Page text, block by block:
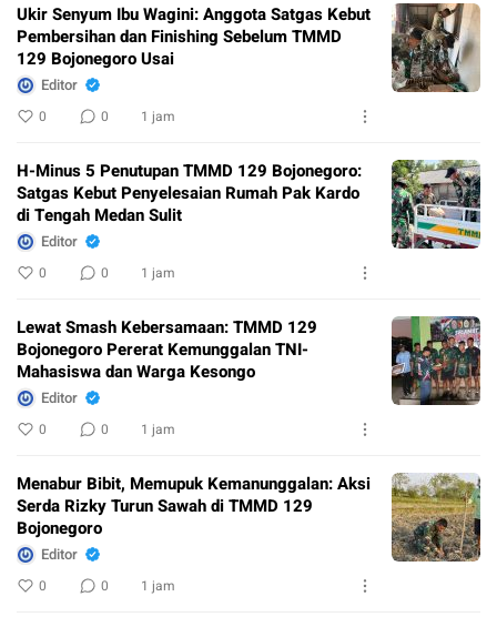
Ukir Senyum Ibu Wagini: Anggota Satgas Kebut
Pembersihan dan Finishing Sebelum TMMD
129 Bojonegoro Usai
Editor
0 0 1 jam
H-Minus 5 Penutupan TMMD 129 Bojonegoro:
Satgas Kebut Penyelesaian Rumah Pak Kardo
di Tengah Medan Sulit
Editor
0 0 1 jam
Lewat Smash Kebersamaan: TMMD 129
Bojonegoro Pererat Kemunggalan TNI-
Mahasiswa dan Warga Kesongo
Editor
0 0 1 jam
Menabur Bibit, Memupuk Kemanunggalan: Aksi
Serda Rizky Turun Sawah di TMMD 129
Bojonegoro
Editor
0 0 1 jam